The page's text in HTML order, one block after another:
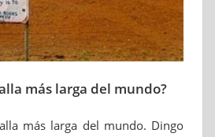
más larga del mundo?
más larga del mundo. Dingo